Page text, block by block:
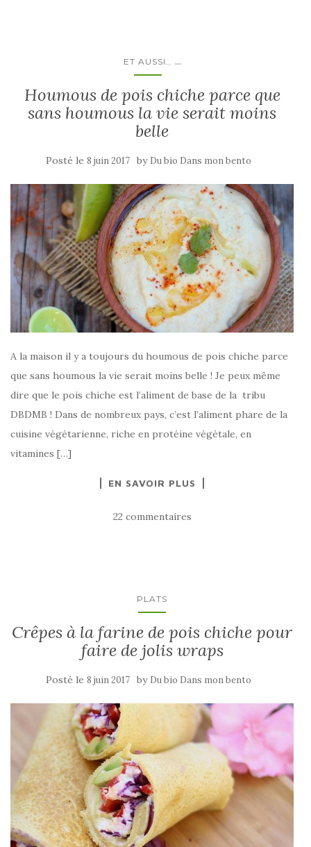
ET AUSSI… ...
Houmous de pois chiche parce que
sans houmous la vie serait moins
belle
Posté le 8 juin 2017 by Du bio Dans mon bento
A la maison il y a toujours du houmous de pois chiche parce
que sans houmous la vie serait moins belle ! Je peux même
dire que le pois chiche est l’aliment de base de la tribu
DBDMB ! Dans de nombreux pays, c’est l’aliment phare de la
cuisine végétarienne, riche en protéine végétale, en
vitamines […]
EN SAVOIR PLUS
22 commentaires
PLATS
Crêpes à la farine de pois chiche pour
faire de jolis wraps
Posté le 8 juin 2017 by Du bio Dans mon bento